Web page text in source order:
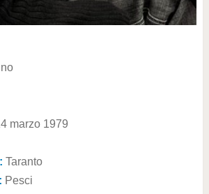
marzo 1979
Taranto
Pesci